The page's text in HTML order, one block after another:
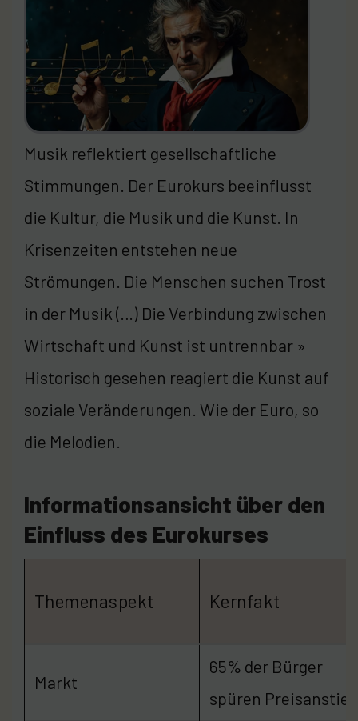
Musik reflektiert gesellschaftliche
Stimmungen. Der Eurokurs beeinflusst
die Kultur, die Musik und die Kunst. In
Krisenzeiten entstehen neue
Strömungen. Die Menschen suchen Trost
in der Musik (…) Die Verbindung zwischen
Wirtschaft und Kunst ist untrennbar »
Historisch gesehen reagiert die Kunst auf
soziale Veränderungen. Wie der Euro, so
die Melodien.
Informationsansicht über den
Einfluss des Eurokurses
Themenaspekt Kernfakt
Markt
65% der Bürger
spüren Preisanstieg